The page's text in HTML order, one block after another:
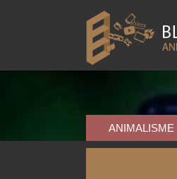
ANIMALISME